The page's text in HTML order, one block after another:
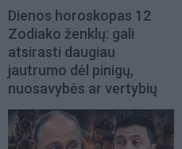
Dienos horoskopas 12
Zodiako ženklų: gali
atsirasti daugiau
jautrumo dėl pinigų,
nuosavybės ar vertybių